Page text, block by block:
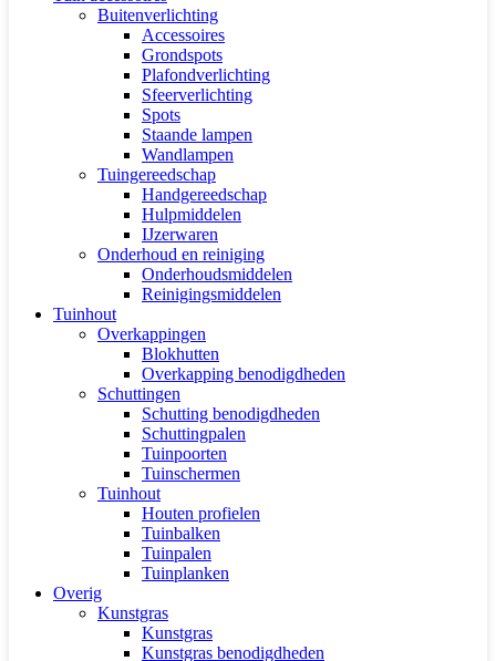
Buitenverlichting
Accessoires
Grondspots
Plafondverlichting
Sfeerverlichting
Spots
Staande lampen
Wandlampen
Tuingereedschap
Handgereedschap
Hulpmiddelen
IJzerwaren
Onderhoud en reiniging
Onderhoudsmiddelen
Reinigingsmiddelen
Tuinhout
Overkappingen
Blokhutten
Overkapping benodigdheden
Schuttingen
Schutting benodigdheden
Schuttingpalen
Tuinpoorten
Tuinschermen
Tuinhout
Houten profielen
Tuinbalken
Tuinpalen
Tuinplanken
Overig
Kunstgras
Kunstgras
Kunstgras benodigdheden